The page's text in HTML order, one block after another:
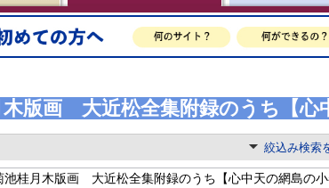
木版画 大近松全集附録のうち【心
絞込み検索